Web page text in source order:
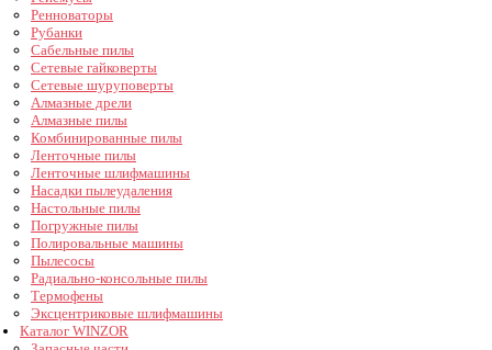
Ренноваторы
Рубанки
Сабельные пилы
Сетевые гайковерты
Сетевые шуруповерты
Алмазные дрели
Алмазные пилы
Комбинированные пилы
Ленточные пилы
Ленточные шлифмашины
Насадки пылеудаления
Настольные пилы
Погружные пилы
Полировальные машины
Пылесосы
Радиально-консольные пилы
Термофены
Эксцентриковые шлифмашины
Каталог WINZOR